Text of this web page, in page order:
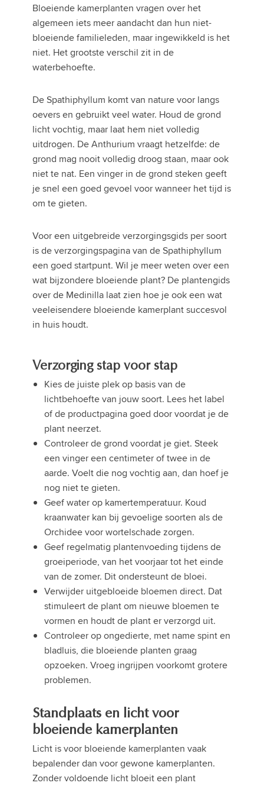
Bloeiende kamerplanten vragen over het
algemeen iets meer aandacht dan hun niet-
bloeiende familieleden, maar ingewikkeld is het
niet. Het grootste verschil zit in de
waterbehoefte.
De Spathiphyllum komt van nature voor langs
oevers en gebruikt veel water. Houd de grond
licht vochtig, maar laat hem niet volledig
uitdrogen. De Anthurium vraagt hetzelfde: de
grond mag nooit volledig droog staan, maar ook
niet te nat. Een vinger in de grond steken geeft
je snel een goed gevoel voor wanneer het tijd is
om te gieten.
Voor een uitgebreide verzorgingsgids per soort
is de verzorgingspagina van de Spathiphyllum
een goed startpunt. Wil je meer weten over een
wat bijzondere bloeiende plant? De plantengids
over de Medinilla laat zien hoe je ook een wat
veeleisendere bloeiende kamerplant succesvol
in huis houdt.
Verzorging stap voor stap
Kies de juiste plek op basis van de
lichtbehoefte van jouw soort. Lees het label
of de productpagina goed door voordat je de
plant neerzet.
Controleer de grond voordat je giet. Steek
een vinger een centimeter of twee in de
aarde. Voelt die nog vochtig aan, dan hoef je
nog niet te gieten.
Geef water op kamertemperatuur. Koud
kraanwater kan bij gevoelige soorten als de
Orchidee voor wortelschade zorgen.
Geef regelmatig plantenvoeding tijdens de
groeiperiode, van het voorjaar tot het einde
van de zomer. Dit ondersteunt de bloei.
Verwijder uitgebloeide bloemen direct. Dat
stimuleert de plant om nieuwe bloemen te
vormen en houdt de plant er verzorgd uit.
Controleer op ongedierte, met name spint en
bladluis, die bloeiende planten graag
opzoeken. Vroeg ingrijpen voorkomt grotere
problemen.
Standplaats en licht voor
bloeiende kamerplanten
Licht is voor bloeiende kamerplanten vaak
bepalender dan voor gewone kamerplanten.
Zonder voldoende licht bloeit een plant